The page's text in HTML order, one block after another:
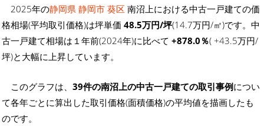
2025年の静岡県 静岡市 葵区 南沼上における中古一戸建ての価
格相場(平均取引価格)は坪単価 48.5万円/坪(14.7万円/㎡)です。中
古一戸建て相場は１年前(2024年)に比べて +878.0％( +43.5万円/
坪)と大幅に上昇しています。
このグラフは、 39件の南沼上の中古一戸建ての取引事例につい
て各年ごとに算出した取引価格(面積価格)の平均値を描画したも
のです。